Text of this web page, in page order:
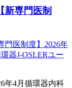
新専⾨医制
年4⽉循環器内科